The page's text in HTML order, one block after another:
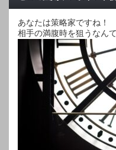
あなたは策略家ですね！
相手の満腹時を狙うなん